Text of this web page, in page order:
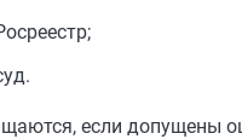
если допущены